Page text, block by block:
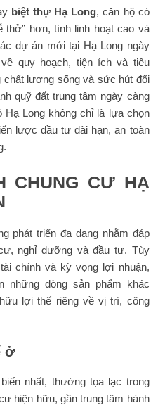
biệt thự Hạ Long, căn hộ có
thở” hơn, tính linh hoạt cao và
dự án mới tại Hạ Long ngày
quy hoạch, tiện ích và tiêu
chất lượng sống và sức hút đối
quỹ đất trung tâm ngày càng
Long không chỉ là lựa chọn
lược đầu tư dài hạn, an toàn
CHUNG CƯ HẠ
phát triển đa dạng nhằm đáp
nghỉ dưỡng và đầu tư. Tùy
chính và kỳ vọng lợi nhuận,
những dòng sản phẩm khác
lợi thế riêng về vị trí, công
ở
nhất, thường tọa lạc trong
hiện hữu, gần trung tâm hành